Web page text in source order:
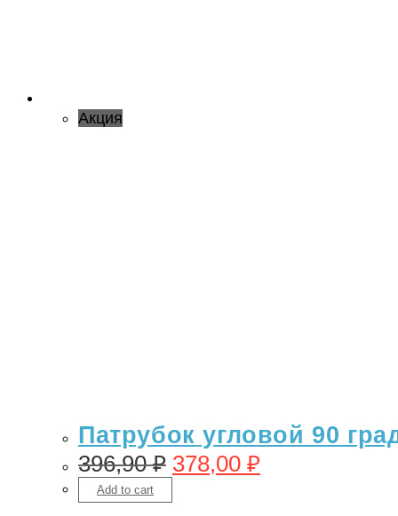
Акция
Патрубок угловой 90
396,90₽ 378,00 ₽
Add to cart